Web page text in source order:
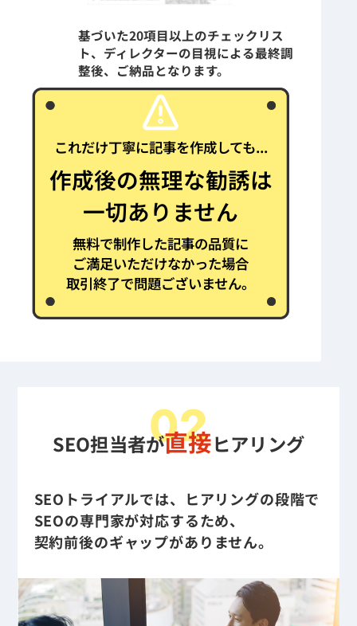
基づいた20項目以上のチェックリス
ト、ディレクターの目視による最終調
整後、ご納品となります。
これだけ丁寧に記事を作成しても...
作成後の無理な勧誘は
一切ありません
無料で制作した記事の品質に
ご満足いただけなかった場合
取引終了で問題ございません。
02
SEO担当者が直接ヒアリング
SEOトライアルでは、ヒアリングの段階で
SEOの専門家が対応するため、
契約前後のギャップがありません。